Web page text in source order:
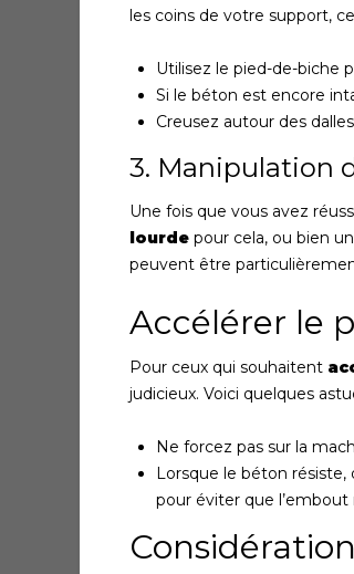
les coins de votre support,
Utilisez le pied-de-biche
Si le béton est encore
Creusez autour des
3. Manipulation
Une fois que vous avez
lourde pour cela, ou bien
peuvent être
Accélérer le
Pour ceux qui souhaitent
judicieux. Voici quelques
Ne forcez pas sur la
Lorsque le béton
pour éviter que l’embout